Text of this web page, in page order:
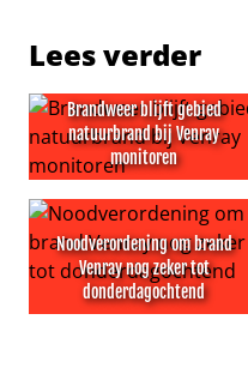
Lees verder
Brandweer blijft gebied
natuurbrand bij Venray
monitoren
Brandweer blijft
Noodverordening om brand
Venray nog zeker tot
donderdagochtend